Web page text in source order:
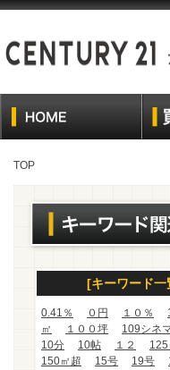
TOP
[キーワード一
0.41％ ０円 １０％
㎡
１００坪
109シネ
10分
10帖 １２
125
150㎡超
15号 19号